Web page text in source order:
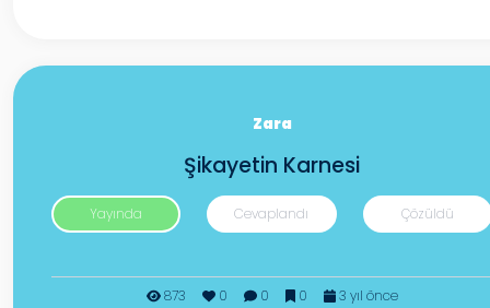
Zara
Şikayetin Karnesi
Yayında Cevaplandı Çözüldü
873 0 0 0 3 yıl önce